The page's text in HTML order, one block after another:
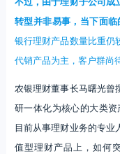
转型并非易事，当下面
银行理财产品数量比重仍
代销产品为主，客户群尚
农银理财董事长马曙光曾
研一体化为核心的大类资
目前从事理财业务的专
值型理财产品上，如何